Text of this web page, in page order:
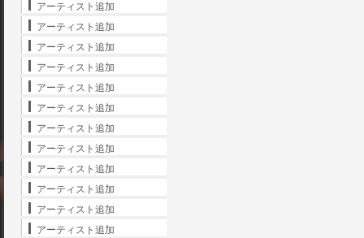
アーティスト追加
アーティスト追加
アーティスト追加
アーティスト追加
アーティスト追加
アーティスト追加
アーティスト追加
アーティスト追加
アーティスト追加
アーティスト追加
アーティスト追加
アーティスト追加